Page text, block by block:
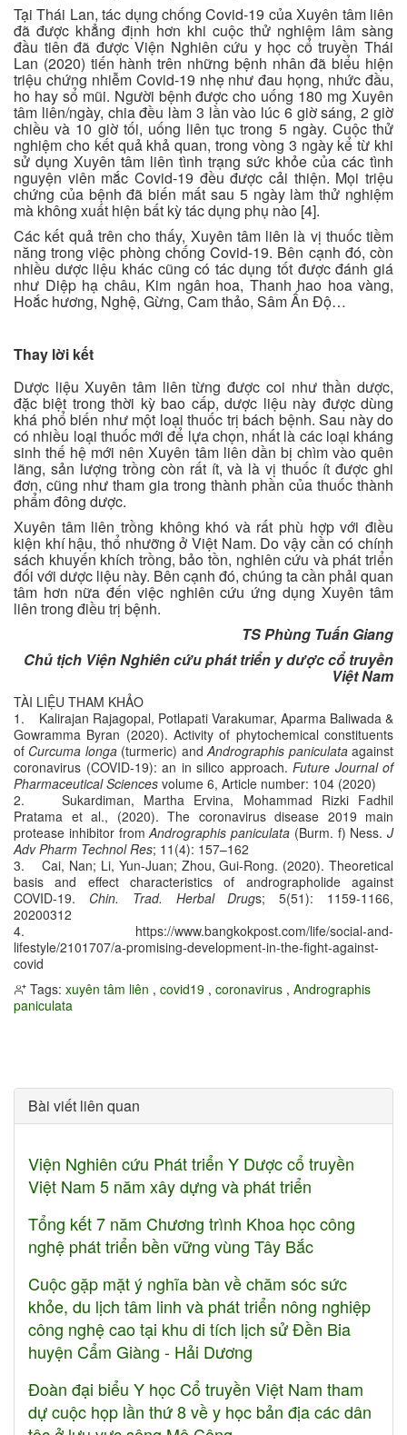
Tại Thái Lan, tác dụng chống Covid-19 của Xuyên tâm liên
đã được khẳng định hơn khi cuộc thử nghiệm lâm sàng
đầu tiên đã được Viện Nghiên cứu y học cổ truyền Thái
Lan (2020) tiến hành trên những bệnh nhân đã biểu hiện
triệu chứng nhiễm Covid-19 nhẹ như đau họng, nhức đầu,
ho hay sổ mũi. Người bệnh được cho uống 180 mg Xuyên
tâm liên/ngày, chia đều làm 3 lần vào lúc 6 giờ sáng, 2 giờ
chiều và 10 giờ tối, uống liên tục trong 5 ngày. Cuộc thử
nghiệm cho kết quả khả quan, trong vòng 3 ngày kể từ khi
sử dụng Xuyên tâm liên tình trạng sức khỏe của các tình
nguyện viên mắc Covid-19 đều được cải thiện. Mọi triệu
chứng của bệnh đã biến mất sau 5 ngày làm thử nghiệm
mà không xuất hiện bất kỳ tác dụng phụ nào [4].
Các kết quả trên cho thấy, Xuyên tâm liên là vị thuốc tiềm
năng trong việc phòng chống Covid-19. Bên cạnh đó, còn
nhiều dược liệu khác cũng có tác dụng tốt được đánh giá
như Diệp hạ châu, Kim ngân hoa, Thanh hao hoa vàng,
Hoắc hương, Nghệ, Gừng, Cam thảo, Sâm Ấn Độ…
Thay lời kết
Dược liệu Xuyên tâm liên từng được coi như thần dược,
đặc biệt trong thời kỳ bao cấp, dược liệu này được dùng
khá phổ biến như một loại thuốc trị bách bệnh. Sau này do
có nhiều loại thuốc mới để lựa chọn, nhất là các loại kháng
sinh thế hệ mới nên Xuyên tâm liên dần bị chìm vào quên
lãng, sản lượng trồng còn rất ít, và là vị thuốc ít được ghi
đơn, cũng như tham gia trong thành phần của thuốc thành
phẩm đông dược.
Xuyên tâm liên trồng không khó và rất phù hợp với điều
kiện khí hậu, thổ nhưỡng ở Việt Nam. Do vậy cần có chính
sách khuyến khích trồng, bảo tồn, nghiên cứu và phát triển
đối với dược liệu này. Bên cạnh đó, chúng ta cần phải quan
tâm hơn nữa đến việc nghiên cứu ứng dụng Xuyên tâm
liên trong điều trị bệnh.
TS Phùng Tuấn Giang
Chủ tịch Viện Nghiên cứu phát triển y dược cổ truyền
Việt Nam
TÀI LIỆU THAM KHẢO
1. Kalirajan Rajagopal, Potlapati Varakumar, Aparma Baliwada &
Gowramma Byran (2020). Activity of phytochemical constituents
of Curcuma longa (turmeric) andAndrographis paniculataagainst
coronavirus (COVID-19): an in silico approach. Future Journal of
Pharmaceutical Sciences volume 6, Article number: 104 (2020)
2. Sukardiman, Martha Ervina, Mohammad Rizki Fadhil
Pratama et al., (2020). The coronavirus disease 2019 main
protease inhibitor fromAndrographis paniculata (Burm. f) Ness. J
Adv Pharm Technol Res; 11(4): 157–162
3. Cai, Nan; Li, Yun-Juan; Zhou, Gui-Rong. (2020). Theoretical
basis and effect characteristics of andrographolide against
COVID-19. Chin. Trad. HerbalDrugs; 5(51): 1159-1166,
20200312
4. https://www.bangkokpost.com/life/social-and-
lifestyle/2101707/a-promising-development-in-the-fight-against-
covid
Tags: xuyên tâm liên , covid19 , coronavirus , Andrographis
paniculata
Bài viết liên quan
Viện Nghiên cứu Phát triển Y Dược cổ truyền
Việt Nam 5 năm xây dựng và phát triển
Tổng kết 7 năm Chương trình Khoa học công
nghệ phát triển bền vững vùng Tây Bắc
Cuộc gặp mặt ý nghĩa bàn về chăm sóc sức
khỏe, du lịch tâm linh và phát triển nông nghiệp
công nghệ cao tại khu di tích lịch sử Đền Bia
huyện Cẩm Giàng - Hải Dương
Đoàn đại biểu Y học Cổ truyền Việt Nam tham
dự cuộc họp lần thứ 8 về y học bản địa các dân